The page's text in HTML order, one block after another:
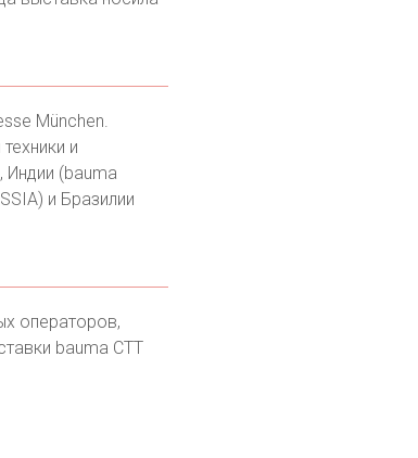
München.
и
Индии (bauma
и Бразилии
операторов,
bauma CTT